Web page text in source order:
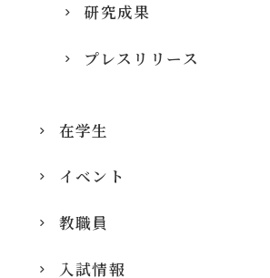
研究成果
プレスリリース
在学生
イベント
教職員
入試情報